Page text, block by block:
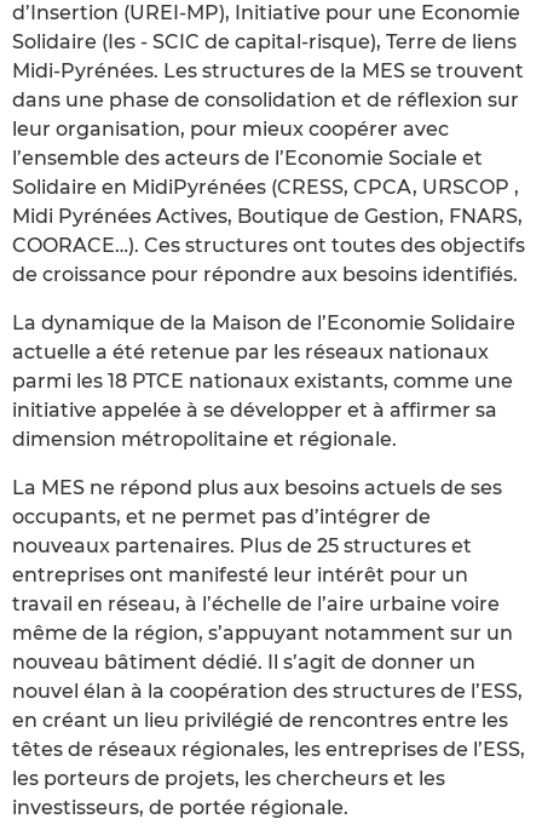
d’Insertion (UREI-MP), Initiative pour une Economie
Solidaire (Ies - SCIC de capital-risque), Terre de liens
Midi-Pyrénées. Les structures de la MES se trouvent
dans une phase de consolidation et de réflexion sur
leur organisation, pour mieux coopérer avec
l’ensemble des acteurs de l’Economie Sociale et
Solidaire en MidiPyrénées (CRESS, CPCA, URSCOP ,
Midi Pyrénées Actives, Boutique de Gestion, FNARS,
COORACE…). Ces structures ont toutes des objectifs
de croissance pour répondre aux besoins identifiés.
La dynamique de la Maison de l’Economie Solidaire
actuelle a été retenue par les réseaux nationaux
parmi les 18 PTCE nationaux existants, comme une
initiative appelée à se développer et à affirmer sa
dimension métropolitaine et régionale.
La MES ne répond plus aux besoins actuels de ses
occupants, et ne permet pas d’intégrer de
nouveaux partenaires. Plus de 25 structures et
entreprises ont manifesté leur intérêt pour un
travail en réseau, à l’échelle de l’aire urbaine voire
même de la région, s’appuyant notamment sur un
nouveau bâtiment dédié. Il s’agit de donner un
nouvel élan à la coopération des structures de l’ESS,
en créant un lieu privilégié de rencontres entre les
têtes de réseaux régionales, les entreprises de l’ESS,
les porteurs de projets, les chercheurs et les
investisseurs, de portée régionale.